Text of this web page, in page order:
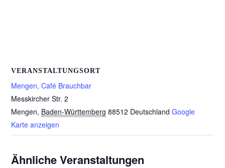
VERANSTALTUNGSORT
Mengen, Café Brauchbar
Messkircher Str. 2
Mengen, Baden-Württemberg 88512 Deutschland Google
Karte anzeigen
Ähnliche Veranstaltungen